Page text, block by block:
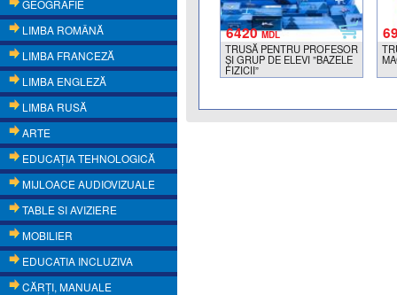
GEOGRAFIE
LIMBA ROMÂNĂ
LIMBA FRANCEZĂ
LIMBA ENGLEZĂ
LIMBA RUSĂ
ARTE
EDUCAŢIA TEHNOLOGICĂ
MIJLOACE AUDIOVIZUALE
TABLE SI AVIZIERE
MOBILIER
EDUCATIA INCLUZIVA
CĂRŢI, MANUALE
TRUSĂ PENTRU PROFESOR
ȘI GRUP DE ELEVI ”BAZELE
FIZICII”
6420MDL